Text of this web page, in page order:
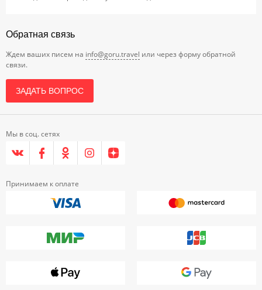
Обратная связь
Ждем ваших писем на info@goru.travel или через форму обратной
связи.
ЗАДАТЬ ВОПРОС
Мы в соц. сетях
Принимаем к оплате